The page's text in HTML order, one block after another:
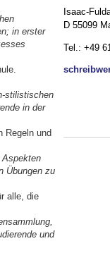
in erster
stilistischen
in der
Regeln und
Übungen zu
alle, die
und
Isaac-
D 55099
Tel.: +49